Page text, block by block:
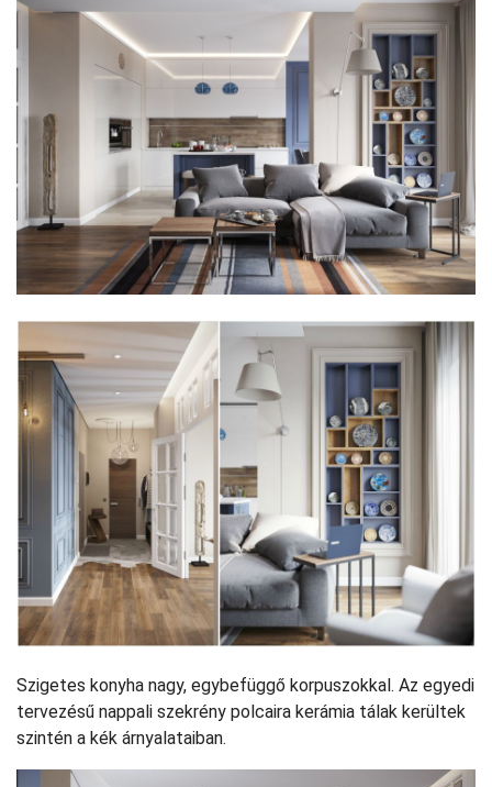
Szigetes konyha nagy, egybefüggő korpuszokkal. Az egyedi
tervezésű nappali szekrény polcaira kerámia tálak kerültek
szintén a kék árnyalataiban.